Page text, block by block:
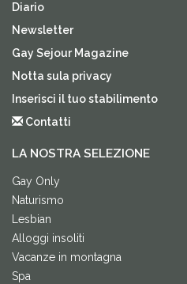
Diario
Newsletter
Gay Sejour Magazine
Notta sula privacy
Inserisci il tuo stabilimento
Contatti
LA NOSTRA SELEZIONE
Gay Only
Naturismo
Lesbian
Alloggi insoliti
Vacanze in montagna
Spa